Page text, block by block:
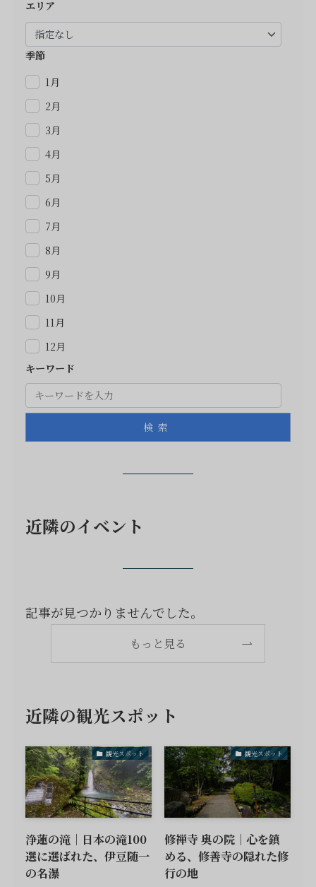
エリア
季節
1月
2月
3月
4月
5月
6月
7月
8月
9月
10月
11月
12月
キーワード
検索
近隣のイベント
記事が見つかりませんでした。
もっと見る
近隣の観光スポット
観光スポット
浄蓮の滝｜日本の滝100
選に選ばれた、伊豆随一
の名瀑
観光スポット
修禅寺 奥の院｜心を鎮
める、修善寺の隠れた修
行の地